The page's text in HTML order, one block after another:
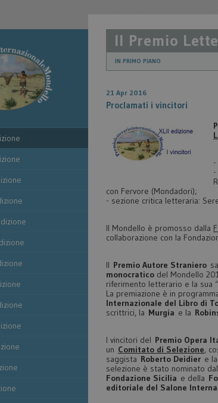
Il Premio
IN PRIMO PIANO
21 Apr 2016
Proclamati i vincitori
con Fervore (Mondadori);
- sezione critica letteraria:
Il Mondello è promosso dalla
collaborazione con la
Il Premio Autore Straniero
monocratico del Mondello
riferimento letterario e la sua
La premiazione è in
Internazionale del Libro di
scrittrici, la Murgia e la
I vincitori del Premio Opera
un Comitato di Selezione,
saggista Roberto Deidier e
selezione è stato nominato dal
Fondazione Sicilia e della
editoriale del Salone